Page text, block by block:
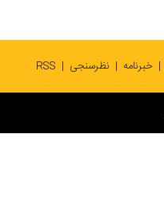
خبرنامه نظرسنجی RSS